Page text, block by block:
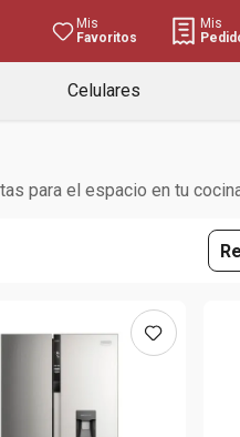
Mis
Favoritos
Mis
Celulares
para el espacio en tu